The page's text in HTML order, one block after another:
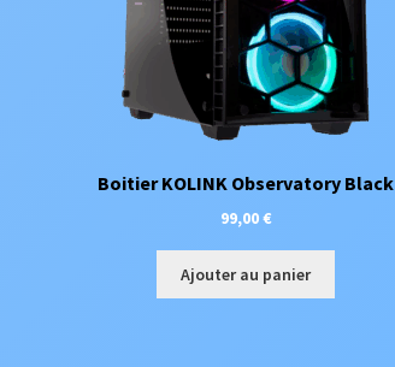
Boitier KOLINK Observatory Black
99,00€
Ajouter au panier